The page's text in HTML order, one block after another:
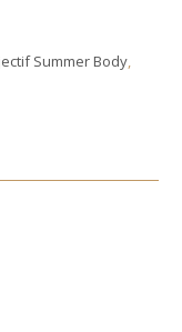
Summer Body,